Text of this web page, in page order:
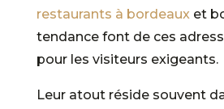
restaurants à bordeauxet
tendance font de ces
pour les visiteurs exigeants.
Leur atout réside souvent